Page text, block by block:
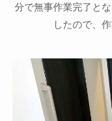
分で無事作業完了と
したので、